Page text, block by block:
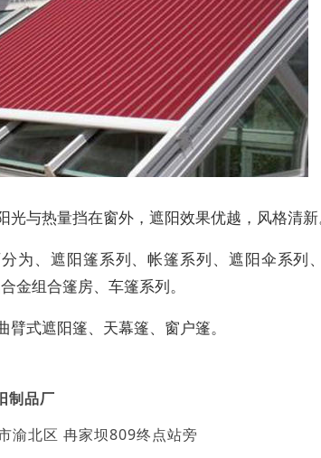
光与热量挡在窗外，遮阳效果优越，风格清
为、遮阳篷系列、帐篷系列、遮阳伞系列
金组合篷房、车篷系列。
臂式遮阳篷、天幕篷、窗户篷。
制品厂
渝北区 冉家坝809终点站旁